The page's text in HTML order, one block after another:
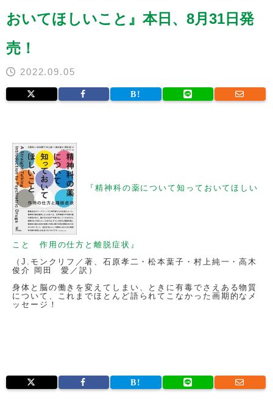
おいてほしいこと』本日、8月31日発
売！
2022.09.05
『精神科の薬について知っておいてほしい
こと 作用の仕方と離脱症状』
（J.モンクリフ／著、石原孝二・松本葉子・村上純一・高木
俊介 岡田 愛／訳）
身体と脳の働きを変えてしまい、ときに有毒でさえある物質
について、これまでほとんど語られてこなかった画期的なメ
ッセージ！